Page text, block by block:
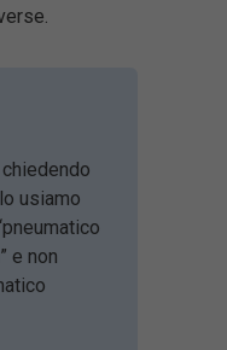
usiamo
e non